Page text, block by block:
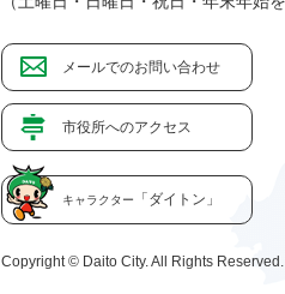
メールでのお問い合わせ
市役所へのアクセス
キャラクター 「ダイトン」
Copyright © Daito City. All Rights Reserved.